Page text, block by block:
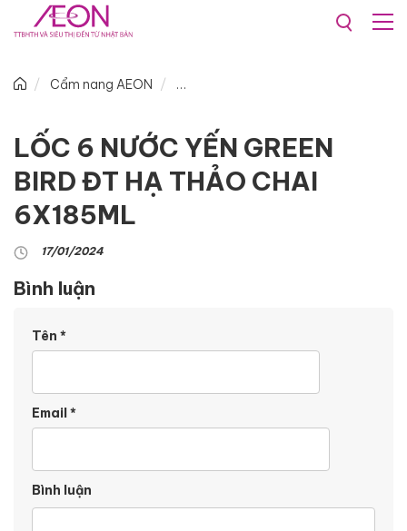
Cẩm nang AEON
LỐC 6 NƯỚC YẾN GREEN
BIRD ĐT HẠ THẢO CHAI
6X185ML
17/01/2024
Bình luận
Tên *
Email*
Bình luận